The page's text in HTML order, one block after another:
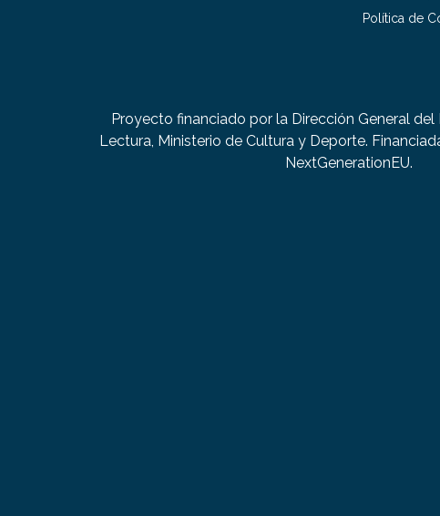
Política de
Proyecto financiado por la Dirección General
Lectura, Ministerio de Cultura y Deporte.
NextGenerationEU.